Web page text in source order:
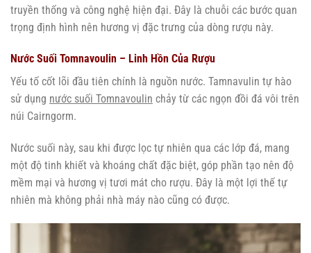
truyền thống và công nghệ hiện đại. Đây là chuỗi các bước quan
trọng định hình nên hương vị đặc trưng của dòng rượu này.
Nước Suối Tomnavoulin – Linh Hồn Của Rượu
Yếu tố cốt lõi đầu tiên chính là nguồn nước. Tamnavulin tự hào
sử dụng nước suối Tomnavoulin chảy từ các ngọn đồi đá vôi trên
núi Cairngorm.
Nước suối này, sau khi được lọc tự nhiên qua các lớp đá, mang
một độ tinh khiết và khoáng chất đặc biệt, góp phần tạo nên độ
mềm mại và hương vị tươi mát cho rượu. Đây là một lợi thế tự
nhiên mà không phải nhà máy nào cũng có được.